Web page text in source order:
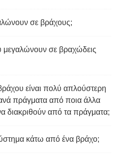
σε βράχους;
μεγαλώνουν σε βραχώδεις
είναι πολύ απλούστερη
πράγματα από ποια άλλα
διακριθούν από τα πράγματα;
κάτω από ένα βράχο;